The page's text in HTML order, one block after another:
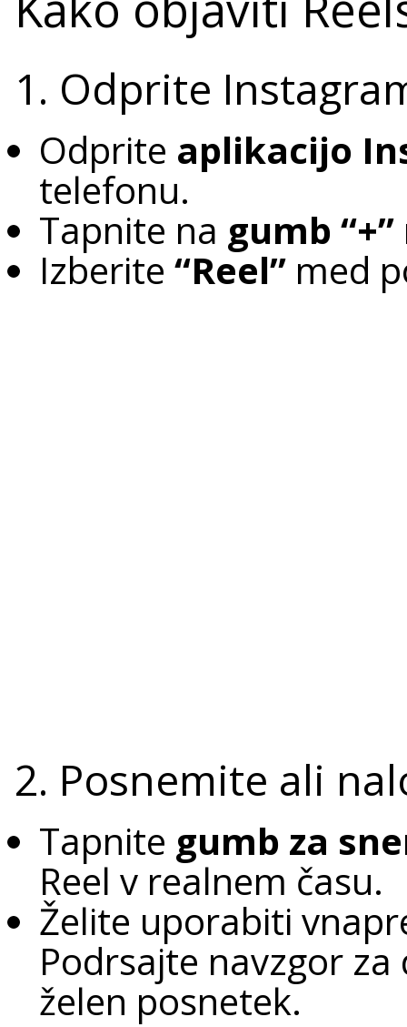
1. Odprite
Odprite aplikacijo
telefonu.
Tapnite na gumb “+”
Izberite “Reel” med
2. Posnemite ali
Tapnite gumb za
Reel v realnem času.
Želite uporabiti
Podrsajte navzgor
želen posnetek.